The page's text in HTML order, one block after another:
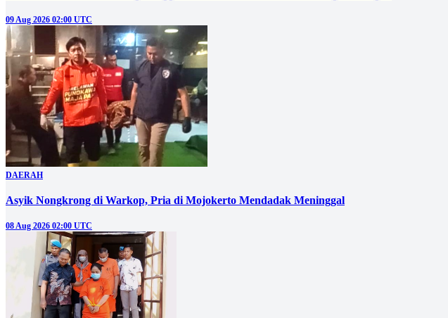
09 Aug 2026 02:00 UTC
DAERAH
Asyik Nongkrong di Warkop, Pria di Mojokerto Mendadak Meninggal
08 Aug 2026 02:00 UTC